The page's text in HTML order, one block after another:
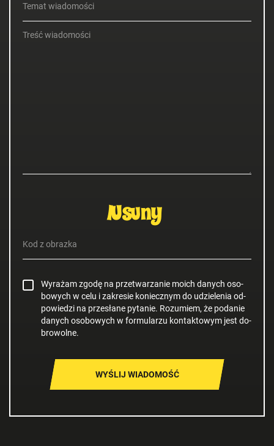
Wy­ra­żam zgodę na prze­twa­rza­nie moich da­nych oso­
bo­wych w celu i za­kre­sie ko­niecz­nym do udzie­le­nia od­
po­wie­dzi na prze­sła­ne py­ta­nie. Ro­zu­miem, że po­da­nie
da­nych oso­bo­wych w for­mu­la­rzu kon­tak­to­wym jest do­
bro­wol­ne.
WYŚLIJ WIADOMOŚĆ